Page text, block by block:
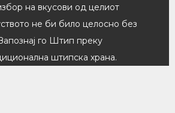
на вкусови од целиот
не би било целосно без
го Штип преку
штипска храна.